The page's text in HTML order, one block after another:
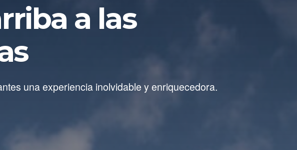
a las
una experiencia inolvidable y enriquecedora.